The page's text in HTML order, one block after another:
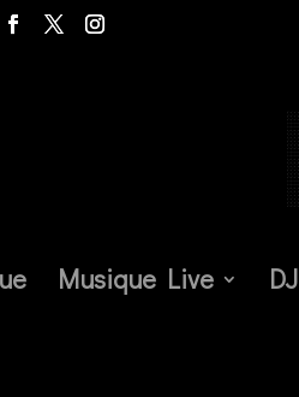
Musique Live DJ